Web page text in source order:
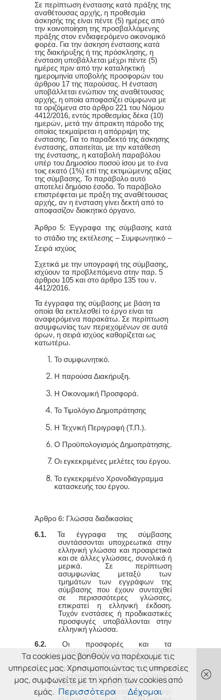
Σε περίπτωση ένστασης κατά πράξης της
αναθέτουσας αρχής, η προθεσμία
άσκησής της είναι πέντε (5) ημέρες από
την κοινοποίηση της προσβαλλόμενης
πράξης στον ενδιαφερόμενο οικονομικό
φορέα. Για την άσκηση ένστασης κατά
της διακήρυξης ή της πρόσκλησης, η
ένσταση υποβάλλεται μέχρι πέντε (5)
ημέρες πριν από την καταληκτική
ημερομηνία υποβολής προσφορών του
άρθρου 17 της παρούσας. Η ένσταση
υποβάλλεται ενώπιον της αναθέτουσας
αρχής, η οποία αποφασίζει σύμφωνα με
τα οριζόμενα στο άρθρο 221 του Νόμου
4412/2016, εντός προθεσμίας δέκα (10)
ημερών, μετά την άπρακτη πάροδο της
οποίας τεκμαίρεται η απόρριψη της
ένστασης. Για το παραδεκτό της άσκησης
ένστασης, απαιτείται, με την κατάθεση
της ένστασης, η καταβολή παραβόλου
υπέρ του Δημοσίου ποσού ίσου με το ένα
τοις εκατό (1%) επί της εκτιμώμενης αξίας
της σύμβασης. Το παράβολο αυτό
αποτελεί δημόσιο έσοδο. Το παράβολο
επιστρέφεται με πράξη της αναθέτουσας
αρχής, αν η ένσταση γίνει δεκτή από το
αποφασίζον διοικητικό όργανο.
Άρθρο 5: Έγγραφα της σύμβασης κατά
το στάδιο της εκτέλεσης – Συμφωνητικό –
Σειρά ισχύος
Σχετικά με την υπογραφή της σύμβασης,
ισχύουν τα προβλεπόμενα στην παρ. 5
άρθρου 105 και στο άρθρο 135 του ν.
4412/2016.
Τα έγγραφα της σύμβασης με βάση τα
οποία θα εκτελεσθεί το έργο είναι τα
αναφερόμενα παρακάτω. Σε περίπτωση
ασυμφωνίας των περιεχομένων σε αυτά
όρων, η σειρά ισχύος καθορίζεται ως
κατωτέρω.
Το συμφωνητικό.
Η παρούσα Διακήρυξη.
Η Οικονομική Προσφορά.
Το Τιμολόγιο Δημοπράτησης
Η Τεχνική Περιγραφή (Τ.Π.).
Ο Προϋπολογισμός Δημοπράτησης.
Οι εγκεκριμένες μελέτες του έργου.
Το εγκεκριμένο Χρονοδιάγραμμα
κατασκευής του έργου.
Άρθρο 6: Γλώσσα διαδικασίας
6.1. Τα έγγραφα της σύμβασης
συντάσσονται υποχρεωτικά στην
ελληνική γλώσσα και προαιρετικά
και σε άλλες γλώσσες, συνολικά ή
μερικά. Σε περίπτωση
ασυμφωνίας μεταξύ των
τμημάτων των εγγράφων της
σύμβασης που έχουν συνταχθεί
σε περισσσότερες γλώσσες,
επικρατεί η ελληνική έκδοση.
Τυχόν ενστάσεις ή προδικαστικές
προσφυγές υποβάλλονται στην
ελληνική γλώσσα.
6.2. Οι προσφορές και τα
περιλαμβανόμενα σε αυτές
στοιχεία, καθώς και τα
αποδεικτικά έγγραφα
συντάσσονται στην ελληνική
γλώσσα ή συνοδεύονται από
επίσημη μετάφρασή τους στην
Τα cookies μας βοηθούν να παρέχουμε τις
υπηρεσίες μας. Χρησιμοποιώντας τις υπηρεσίες
μας, συμφωνείτε με τη χρήση των cookies από
εμάς. Περισσότερα Δέχομαι